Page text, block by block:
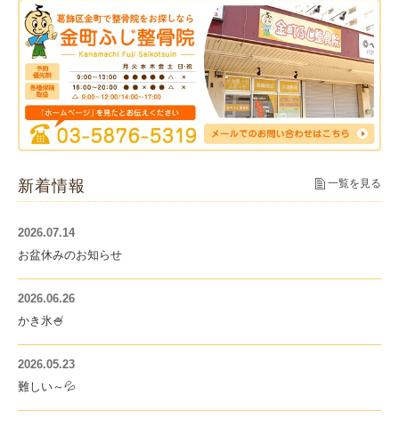
新着情報 一覧を見る
2026.07.14
お盆休みのお知らせ
2026.06.26
かき氷🍧
2026.05.23
難しい～💦